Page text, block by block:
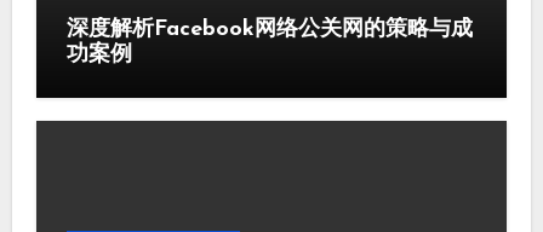
深度解析Facebook网络公关网的策略与成
功案例